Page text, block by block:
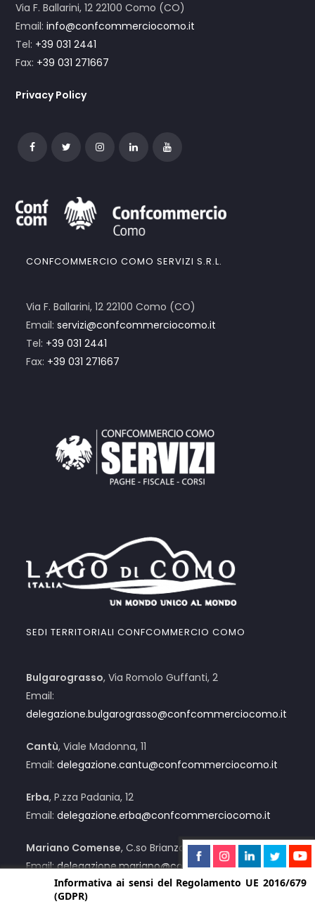
Via F. Ballarini, 12 22100 Como (CO)
Email:info@confcommerciocomo.it
Tel: +39 031 2441
Fax: +39 031 271667
Privacy Policy
CONFCOMMERCIO COMO SERVIZI S.R.L.
Via F. Ballarini, 12 22100 Como (CO)
Email:servizi@confcommerciocomo.it
Tel: +39 031 2441
Fax: +39 031 271667
SEDI TERRITORIALI CONFCOMMERCIO COMO
Bulgarograsso, Via Romolo Guffanti, 2
Email:
delegazione.bulgarograsso@confcommerciocomo.it
Cantù, Viale Madonna, 11
Email:delegazione.cantu@confcommerciocomo.it
Erba, P.zza Padania, 12
Email:delegazione.erba@confcommerciocomo.it
Mariano Comense, C.so Brianza, 12/C
Email:delegazione.mariano@confcommerciocomo.it
Menaggio, Via Lusardi, 55
Informativa ai sensi del Regolamento UE 2016/679
(GDPR)